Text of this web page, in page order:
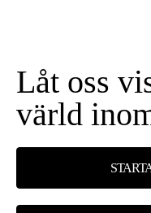
Låt oss
värld